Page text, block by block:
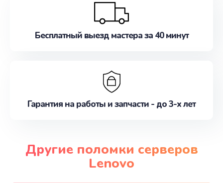
Бесплатный выезд мастера за 40 минут
Гарантия на работы и запчасти - до 3-х лет
Другие поломки серверов
Lenovo